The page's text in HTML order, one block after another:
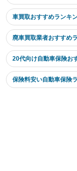
車買取おすすめランキ
廃車買取業者おすすめ
20代向け自動車保険お
保険料安い自動車保険